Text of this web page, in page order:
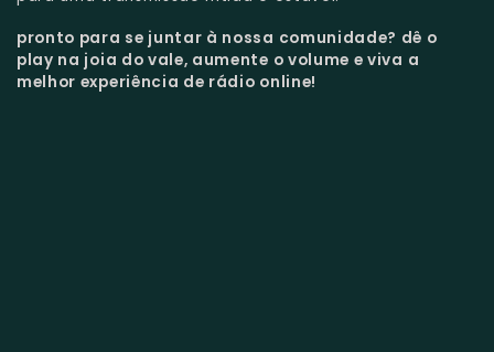
pronto para se juntar à nossa comunidade? dê o
play na joia do vale, aumente o volume e viva a
melhor experiência de rádio online!